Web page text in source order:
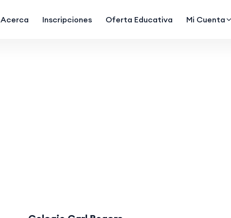
Acerca Inscripciones Oferta Educativa Mi Cuenta